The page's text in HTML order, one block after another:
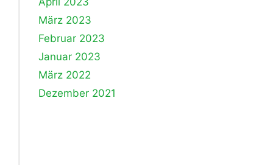
März 2023
Februar 2023
Januar 2023
März 2022
Dezember 2021